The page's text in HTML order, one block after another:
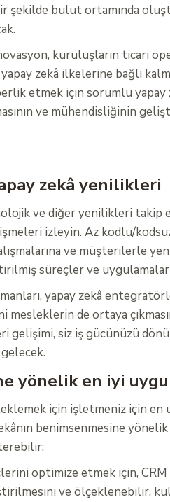
şekilde bulut ortamında
kuruluşların ticari
zekâ ilkelerine bağlı
etmek için sorumlu
ve mühendisliğinin
zekâ yenilikleri
ve diğer yenilikleri takip
izleyin. Az kodlu/
ve müşterilerle
süreçler ve
yapay zekâ
de ortaya
gelişimi, siz iş gücünüzü
yönelik en iyi
için işletmeniz için en
benimsenmesine
optimize etmek için, CRM
ve ölçeklenebilir,